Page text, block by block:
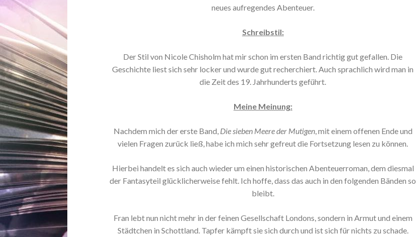
neues aufregendes Abenteuer.
Schreibstil:
Der Stil von Nicole Chisholm hat mir schon im ersten Band richtig gut gefallen. Die
Geschichte liest sich sehr locker und wurde gut recherchiert. Auch sprachlich wird man in
die Zeit des 19. Jahrhunderts geführt.
Meine Meinung:
Nachdem mich der erste Band, Die sieben Meere der Mutigen, mit einem offenen Ende und
vielen Fragen zurück ließ, habe ich mich sehr gefreut die Fortsetzung lesen zu können.
Hierbei handelt es sich auch wieder um einen historischen Abenteuerroman, dem diesmal
der Fantasyteil glücklicherweise fehlt. Ich hoffe, dass das auch in den folgenden Bänden so
bleibt.
Fran lebt nun nicht mehr in der feinen Gesellschaft Londons, sondern in Armut und einem
Städtchen in Schottland. Tapfer kämpft sie sich durch und ist sich für nichts zu schade.